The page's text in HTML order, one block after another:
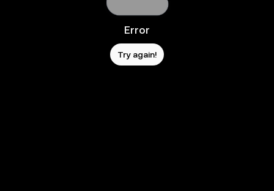
Error
Try again!